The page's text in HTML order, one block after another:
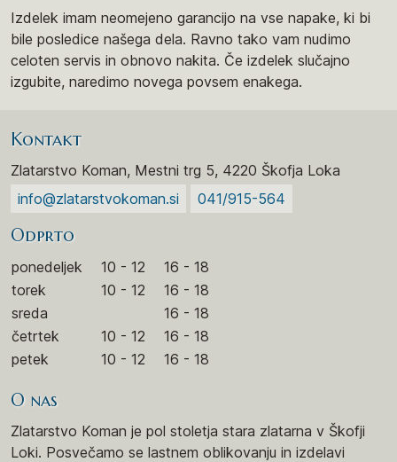
Izdelek imam neomejeno garancijo na vse napake, ki bi
bile posledice našega dela. Ravno tako vam nudimo
celoten servis in obnovo nakita. Če izdelek slučajno
izgubite, naredimo novega povsem enakega.
Kontakt
Zlatarstvo Koman, Mestni trg 5, 4220 Škofja Loka
info@zlatarstvokoman.si
041/915-564
Odprto
ponedeljek 10 - 12
16 - 18
torek
10 - 12
16 - 18
sreda
16 - 18
četrtek
10 - 12
16 - 18
petek
10 - 12 16 - 18
O nas
Zlatarstvo Koman je pol stoletja stara zlatarna v Škofji
Loki. Posvečamo se lastnem oblikovanju in izdelavi